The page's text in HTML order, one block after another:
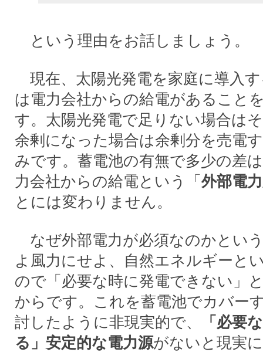
という理由をお話しましょう。
現在、太陽光発電を家庭に導入
は電力会社からの給電があること
す。太陽光発電で足りない場合は
余剰になった場合は余剰分を売電
みです。蓄電池の有無で多少の差
力会社からの給電という「 外部電
とには変わりません。
なぜ外部電力が必須なのかとい
よ風力にせよ、自然エネルギーと
ので「必要な時に発電できない」
からです。これを蓄電池でカバー
討したように非現実的で、
「必要
る」安定的な電力源がないと現実